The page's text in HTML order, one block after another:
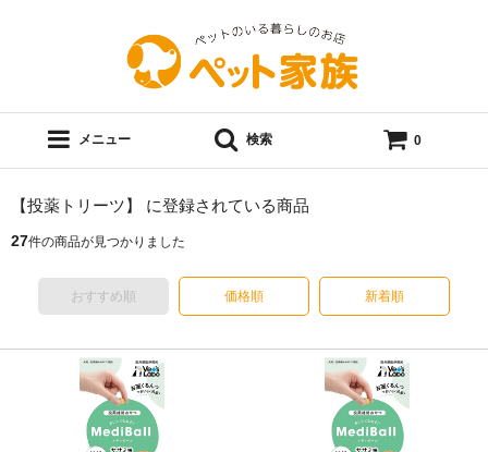
メニュー 検索 0
【投薬トリーツ】 に登録されている商品
27件の商品が見つかりました
おすすめ順 価格順 新着順